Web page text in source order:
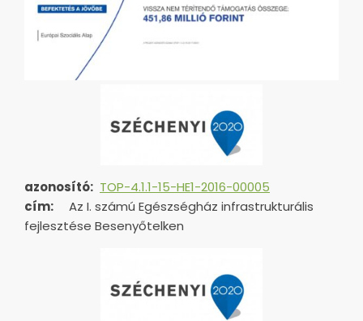
azonosító: TOP-4.1.1-15-HE1-2016-00005
cím:
Az I. számú Egészségház infrastrukturális
fejlesztése Besenyőtelken